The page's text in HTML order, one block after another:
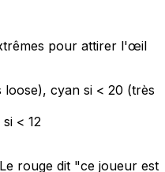
pour attirer l'œil
cyan si < 20 (très
< 12
rouge dit "ce joueur est